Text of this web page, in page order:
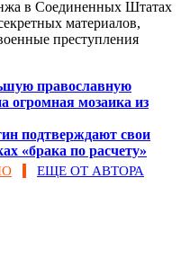
в Соединенных Штатах
материалов,
преступления
православную
огромная мозаика из
подтверждают свои
«брака по расчету»
ЕЩЕ ОТ АВТОРА